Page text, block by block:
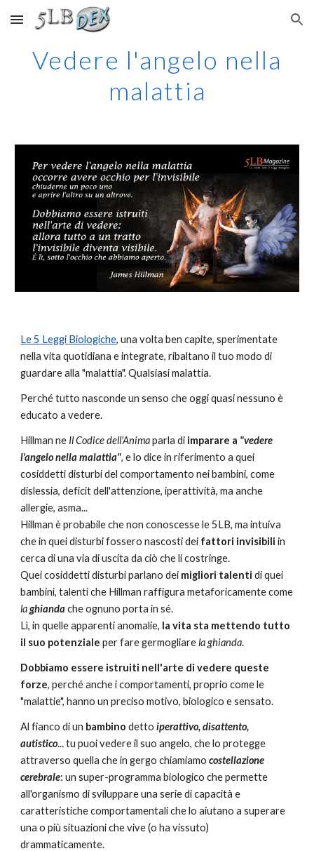
Skip to main content Skip to navigation
Vedere l'angelo nella
malattia
Le 5 Leggi Biologiche, una volta ben capite, sperimentate
nella vita quotidiana e integrate, ribaltano il tuo modo di
guardare alla "malattia". Qualsiasi malattia.
Perché tutto nasconde un senso che oggi quasi nessuno è
educato a vedere.
Hillman ne Il Codice dell'Animaparla di imparare a "vedere
l'angelo nella malattia", e lo dice in riferimento a quei
cosiddetti disturbi del comportamento nei bambini, come
dislessia, deficit dell'attenzione, iperattività, ma anche
allergie, asma...
Hillman è probabile che non conoscesse le 5LB, ma intuiva
che in quei disturbi fossero nascosti dei fattori invisibili in
cerca di una via di uscita da ciò che li costringe.
Quei cosiddetti disturbi parlano dei migliori talenti di quei
bambini, talenti che Hillman raffigura metaforicamente come
laghiandache ognuno porta in sé.
Lì, in quelle apparenti anomalie, la vita sta mettendo tutto
il suo potenziale per fare germogliarela ghianda.
Dobbiamo essere istruiti nell'arte di vedere queste
forze, perché anche i comportamenti, proprio come le
"malattie", hanno un preciso motivo, biologico e sensato.
Al fianco di un bambinodettoiperattivo, disattento,
autistico... tu puoi vedere il suo angelo, che lo protegge
attraverso quella che in gergo chiamiamocostellazione
cerebrale: un super-programma biologico che permette
all'organismo di sviluppare una serie di capacità e
caratteristiche comportamentali che lo aiutano a superare
una o più situazioni che vive (o ha vissuto)
drammaticamente.